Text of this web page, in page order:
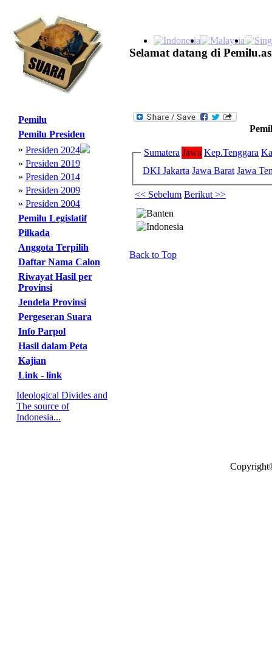
Selamat datang di
Pemilu
Pemilu Presiden
» Presiden 2024
» Presiden 2019
» Presiden 2014
» Presiden 2009
» Presiden 2004
Pemilu Legislatif
Pilkada
Anggota Terpilih
Daftar Nama Calon
Riwayat Hasil per
Provinsi
Jendela Provinsi
Pergeseran Suara
Info Parpol
Hasil dalam Peta
Kajian
Link - link
Ideological Divides and
The source of
Indonesia...
Sumatera Jawa Kep.Tenggara
DKI Jakarta Jawa Barat Jawa
<< Sebelum Berikut >>
Back to Top